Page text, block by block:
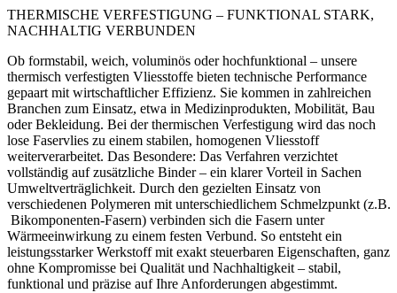
THERMISCHE VERFESTIGUNG – FUNKTIONAL STARK,
NACHHALTIG VERBUNDEN
Ob formstabil, weich, voluminös oder hochfunktional – unsere
thermisch verfestigten Vliesstoffe bieten technische Performance
gepaart mit wirtschaftlicher Effizienz. Sie kommen in zahlreichen
Branchen zum Einsatz, etwa in Medizinprodukten, Mobilität, Bau
oder Bekleidung. Bei der thermischen Verfestigung wird das noch
lose Faservlies zu einem stabilen, homogenen Vliesstoff
weiterverarbeitet. Das Besondere: Das Verfahren verzichtet
vollständig auf zusätzliche Binder – ein klarer Vorteil in Sachen
Umweltverträglichkeit. Durch den gezielten Einsatz von
verschiedenen Polymeren mit unterschiedlichem Schmelzpunkt (z.B.
Bikomponenten-Fasern) verbinden sich die Fasern unter
Wärmeeinwirkung zu einem festen Verbund. So entsteht ein
leistungsstarker Werkstoff mit exakt steuerbaren Eigenschaften, ganz
ohne Kompromisse bei Qualität und Nachhaltigkeit – stabil,
funktional und präzise auf Ihre Anforderungen abgestimmt.